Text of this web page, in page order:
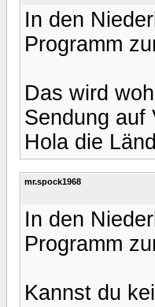
In den
Programm
Das wird
Sendung auf
Hola die
mr.spock1968
In den
Programm
Kannst du